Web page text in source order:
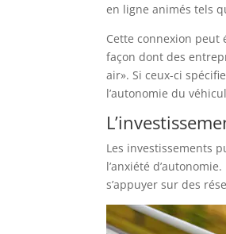
en ligne animés tels
Cette connexion peut
façon dont des
air». Si ceux-ci
l’autonomie du
Les investissements
l’anxiété
s’appuyer sur des